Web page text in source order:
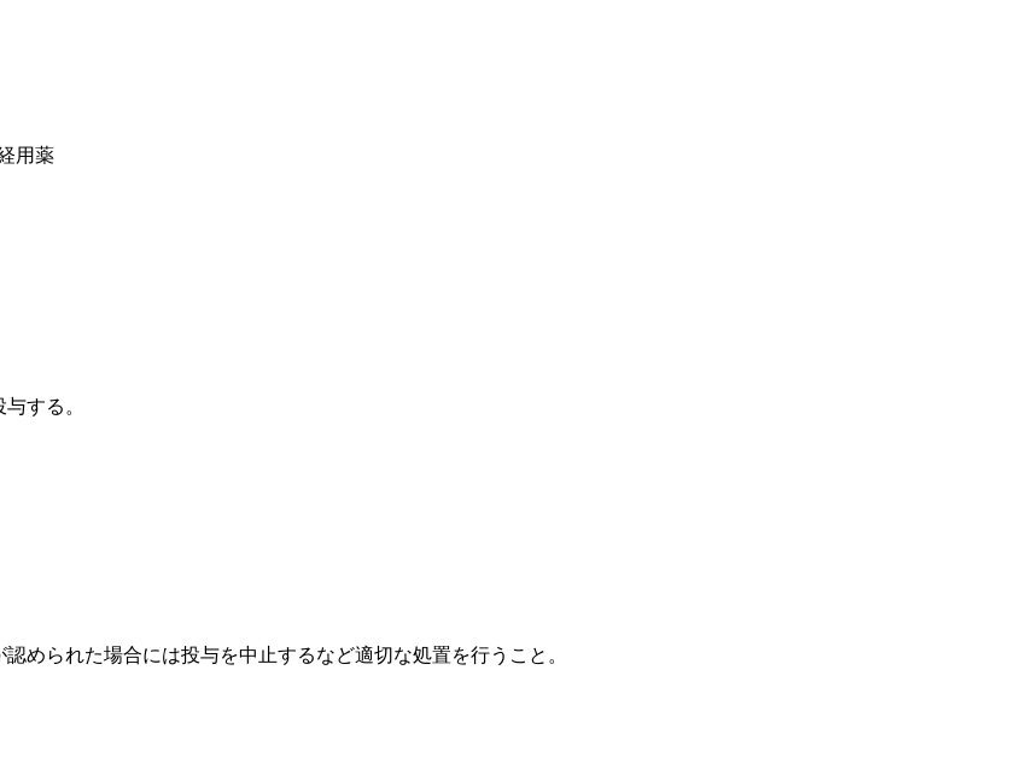
用薬
する。
められた場合には投与を中止するなど適切な処置を行うこと。